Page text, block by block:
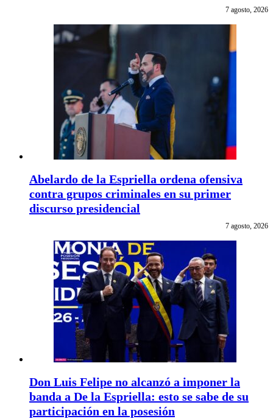
7 agosto, 2026
Abelardo de la Espriella ordena ofensiva
contra grupos criminales en su primer
discurso presidencial
7 agosto, 2026
Don Luis Felipe no alcanzó a imponer la
banda a De la Espriella: esto se sabe de su
participación en la posesión